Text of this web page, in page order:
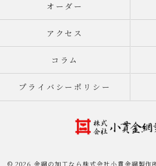
オーダー
アクセス
コラム
プライバシーポリシー
© 2026 金網の加工なら株式会社小貫金網製